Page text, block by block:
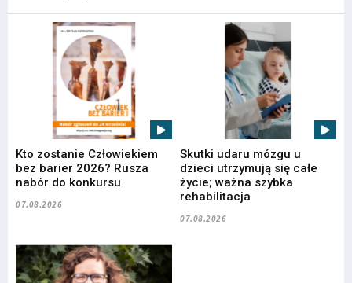
Kto zostanie Człowiekiem
bez barier 2026? Rusza
nabór do konkursu
07.08.2026
Skutki udaru mózgu u
dzieci utrzymują się całe
życie; ważna szybka
rehabilitacja
07.08.2026